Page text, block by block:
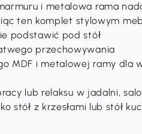
i metalowa rama
ten komplet stylowym
podstawić pod stół
przechowywania
MDF i metalowej ramy dla
lub relaksu w jadalni,
stół z krzesłami lub stół